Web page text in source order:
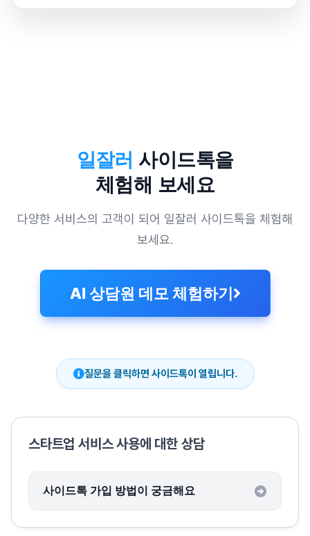
일잘러 사이드톡을
체험해 보세요
다양한 서비스의 고객이 되어 일잘러 사이드톡을 체험해
보세요.
AI 상담원 데모 체험하기
질문을 클릭하면 사이드톡이 열립니다.
스타트업 서비스 사용에 대한 상담
사이드톡 가입 방법이 궁금해요